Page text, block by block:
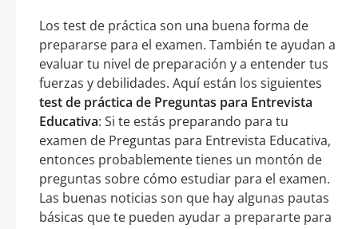
Los test de práctica son una buena forma de
prepararse para el examen. También te ayudan a
evaluar tu nivel de preparación y a entender tus
fuerzas y debilidades. Aquí están los siguientes
test de práctica de Preguntas para Entrevista
Educativa: Si te estás preparando para tu
examen de Preguntas para Entrevista Educativa,
entonces probablemente tienes un montón de
preguntas sobre cómo estudiar para el examen.
Las buenas noticias son que hay algunas pautas
básicas que te pueden ayudar a prepararte para